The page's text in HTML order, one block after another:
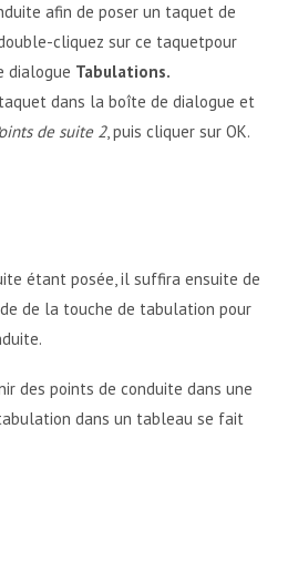
afin de poser un taquet de
cliquez sur ce taquetpour
dialogue Tabulations.
dans la boîte de dialogue et
de suite 2, puis cliquer sur OK.
étant posée, il suffira ensuite de
de la touche de tabulation pour
des points de conduite dans une
dans un tableau se fait